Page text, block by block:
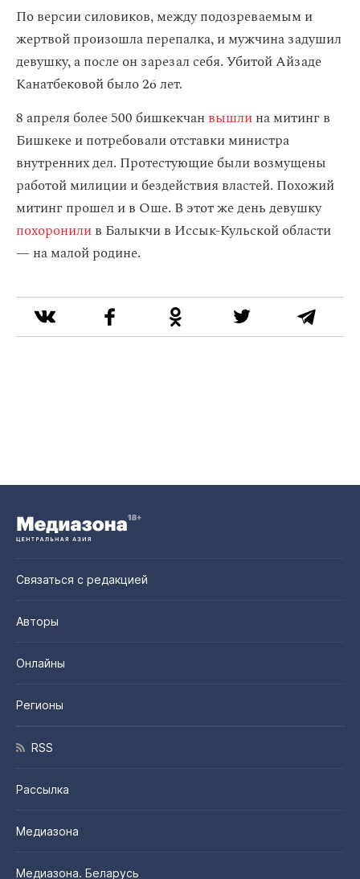
По версии силовиков, между подозреваемым и
жертвой произошла перепалка, и мужчина задушил
девушку, а после он зарезал себя. Убитой Айзаде
Канатбековой было 26 лет.
8 апреля более 500 бишкекчан вышлина митинг в
Бишкеке и потребовали отставки министра
внутренних дел. Протестующие были возмущены
работой милиции и бездействия властей. Похожий
митинг прошел и в Оше. В этот же день девушку
похоронилив Балыкчи в Иссык-Кульской области
— на малой родине.
Связаться с редакцией
Авторы
Онлайны
Регионы
RSS
Рассылка
Медиазона
Медиазона. Беларусь